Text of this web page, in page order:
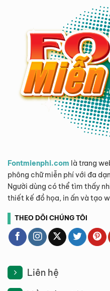
Fontmienphi.com là trang
phông chữ miễn phí với đa
Người dùng có thể tìm thấy
thiết kế đồ họa, in ấn và tạo
THEO DÕI CHÚNG TÔI
Liên hệ